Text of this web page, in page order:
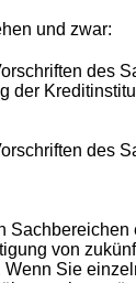
und zwar:
des
der
des
Sachbereichen
von
Sie